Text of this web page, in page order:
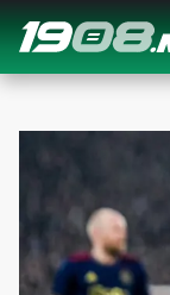
Navigation